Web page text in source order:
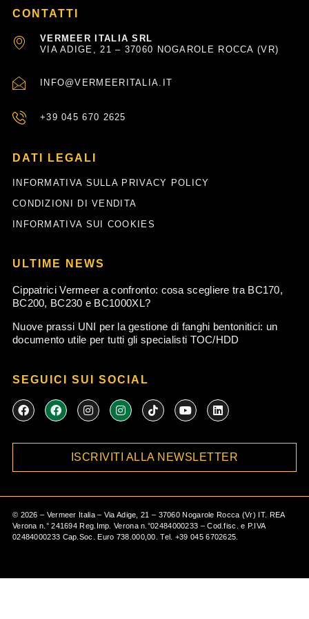
CONTATTI
VERMEER ITALIA SRL
VIA ADIGE, 21 – 37060 NOGAROLE ROCCA (VR)
INFO@VERMEERITALIA.IT
+39 045 670 2625
DATI LEGALI
INFORMATIVA SULLA PRIVACY POLICY
CONDIZIONI DI VENDITA
INFORMATIVA SUI COOKIES
ULTIME NEWS
Cippatrici Vermeer a confronto: cosa scegliere tra BC170,
BC200, BC230 e BC1000XL?
Nuove prassi UNI per la gestione di fanghi bentonitici: un
documento utile per tutti gli specialisti TOC/HDD
SEGUICI SUI SOCIAL
F
a
c
b
o
F
a
c
b
o
I
n
s
a
g
r
I
n
s
a
g
r
T
i
k
o
k
Y
o
u
u
b
e
L
i
n
e
d
i
ISCRIVITI ALLA NEWSLETTER
© 2026 – Vermeer Italia – Via Adige, 21 – 37060 Nogarole Rocca (Vr) IT. REA
Verona n.° 241694 Reg.Imp. Verona n.°02484000233 – Cod.fisc. e P.IVA
02484000233 Cap.Soc. Euro 738.000,00. Tel. +39 045 6702625